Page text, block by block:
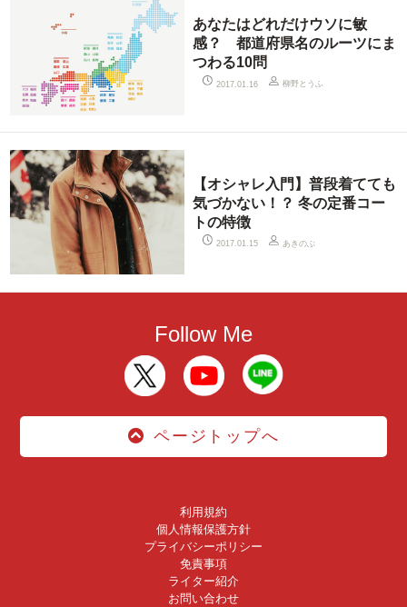
あなたはどれだけウソに敏
感？ 都道府県名のルーツにま
つわる10問
2017.01.16 柳野とうふ
【オシャレ入門】普段着てても
気づかない！？ 冬の定番コー
トの特徴
2017.01.15 あきのぶ
Follow Me
ページトップへ
利用規約
個人情報保護方針
プライバシーポリシー
免責事項
ライター紹介
お問い合わせ